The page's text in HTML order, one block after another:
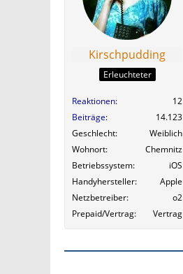
Kirschpudding
Erleuchteter
Reaktionen
12
Beiträge
14.123
Geschlecht
Weiblich
Wohnort
Chemnitz
Betriebssystem
iOS
Handyhersteller
Apple
Netzbetreiber
o2
Prepaid/Vertrag
Vertrag